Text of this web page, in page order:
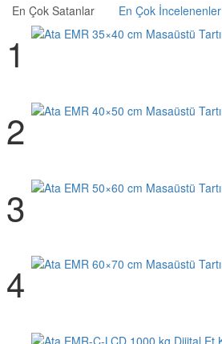
En Çok Satanlar
En Çok İncelenenler